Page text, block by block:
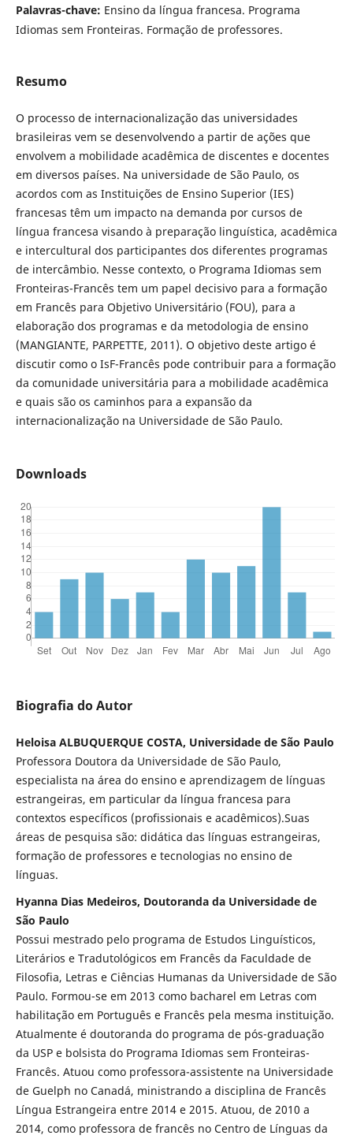
Palavras-chave: Ensino da língua francesa. Programa
Idiomas sem Fronteiras. Formação de professores.
Resumo
O processo de internacionalização das universidades
brasileiras vem se desenvolvendo a partir de ações que
envolvem a mobilidade acadêmica de discentes e docentes
em diversos países. Na universidade de São Paulo, os
acordos com as Instituições de Ensino Superior (IES)
francesas têm um impacto na demanda por cursos de
língua francesa visando à preparação linguística, acadêmica
e intercultural dos participantes dos diferentes programas
de intercâmbio. Nesse contexto, o Programa Idiomas sem
Fronteiras-Francês tem um papel decisivo para a formação
em Francês para Objetivo Universitário (FOU), para a
elaboração dos programas e da metodologia de ensino
(MANGIANTE, PARPETTE, 2011). O objetivo deste artigo é
discutir como o IsF-Francês pode contribuir para a formação
da comunidade universitária para a mobilidade acadêmica
e quais são os caminhos para a expansão da
internacionalização na Universidade de São Paulo.
Downloads
Biografia do Autor
Heloisa ALBUQUERQUE COSTA, Universidade de São Paulo
Professora Doutora da Universidade de São Paulo,
especialista na área do ensino e aprendizagem de línguas
estrangeiras, em particular da língua francesa para
contextos específicos (profissionais e acadêmicos).Suas
áreas de pesquisa são: didática das línguas estrangeiras,
formação de professores e tecnologias no ensino de
línguas.
Hyanna Dias Medeiros, Doutoranda da Universidade de
São Paulo
Possui mestrado pelo programa de Estudos Linguísticos,
Literários e Tradutológicos em Francês da Faculdade de
Filosofia, Letras e Ciências Humanas da Universidade de São
Paulo. Formou-se em 2013 como bacharel em Letras com
habilitação em Português e Francês pela mesma instituição.
Atualmente é doutoranda do programa de pós-graduação
da USP e bolsista do Programa Idiomas sem Fronteiras-
Francês. Atuou como professora-assistente na Universidade
de Guelph no Canadá, ministrando a disciplina de Francês
Língua Estrangeira entre 2014 e 2015. Atuou, de 2010 a
2014, como professora de francês no Centro de Línguas da